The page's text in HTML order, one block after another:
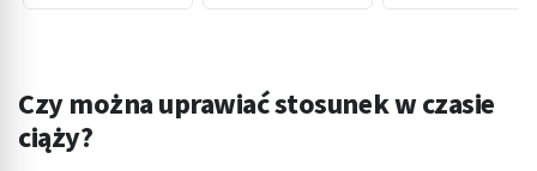
Czy można uprawiać stosunek w czasie
ciąży?